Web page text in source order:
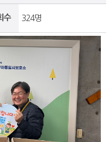
수 324명